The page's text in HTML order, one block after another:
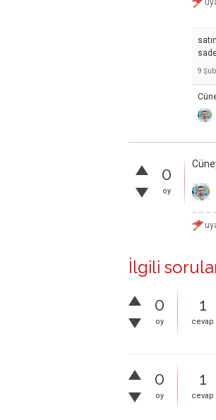
9
0
oy
İlgili
0
oy
1
cevap
0
oy
1
cevap